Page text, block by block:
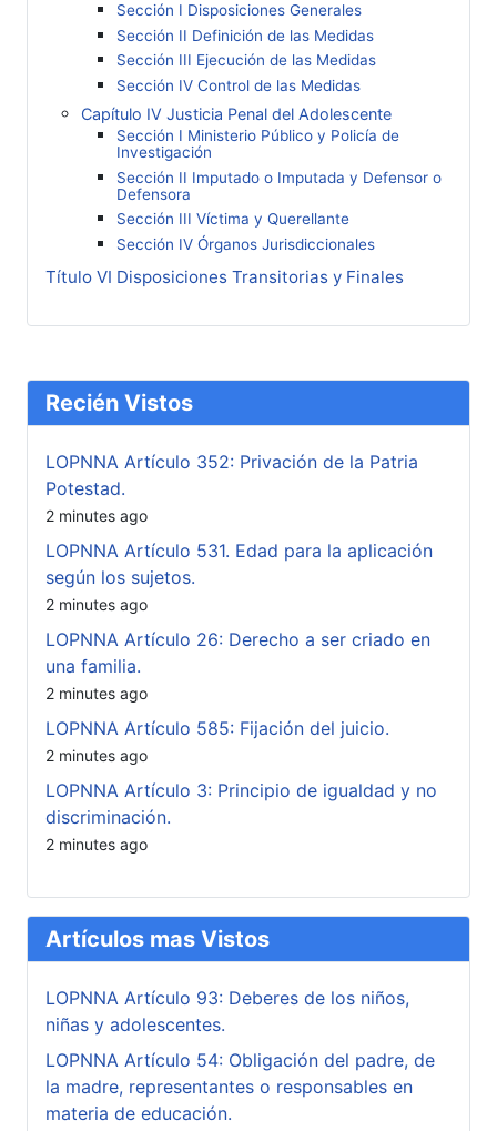
Sección I Disposiciones Generales
Sección II Definición de las Medidas
Sección III Ejecución de las Medidas
Sección IV Control de las Medidas
Capítulo IV Justicia Penal del Adolescente
Sección I Ministerio Público y Policía de
Investigación
Sección II Imputado o Imputada y Defensor o
Defensora
Sección III Víctima y Querellante
Sección IV Órganos Jurisdiccionales
Título VI Disposiciones Transitorias y Finales
Recién Vistos
LOPNNA Artículo 352: Privación de la Patria
Potestad.
2 minutes ago
LOPNNA Artículo 531. Edad para la aplicación
según los sujetos.
2 minutes ago
LOPNNA Artículo 26: Derecho a ser criado en
una familia.
2 minutes ago
LOPNNA Artículo 585: Fijación del juicio.
2 minutes ago
LOPNNA Artículo 3: Principio de igualdad y no
discriminación.
2 minutes ago
Artículos mas Vistos
LOPNNA Artículo 93: Deberes de los niños,
niñas y adolescentes.
LOPNNA Artículo 54: Obligación del padre, de
la madre, representantes o responsables en
materia de educación.